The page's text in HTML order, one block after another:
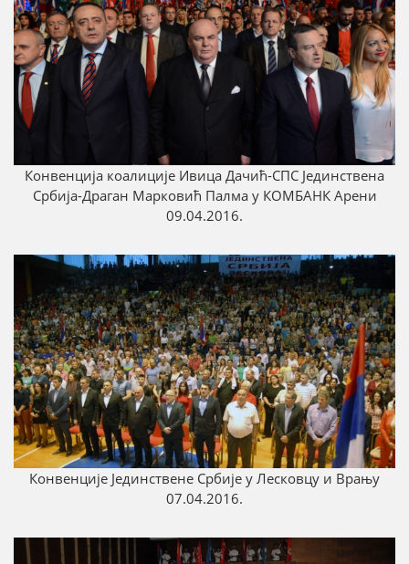
Конвенција коалиције Ивица Дачић-СПС Јединствена
Србија-Драган Марковић Палма у КОМБАНК Арени
09.04.2016.
Конвенције Јединствене Србије у Лесковцу и Врању
07.04.2016.